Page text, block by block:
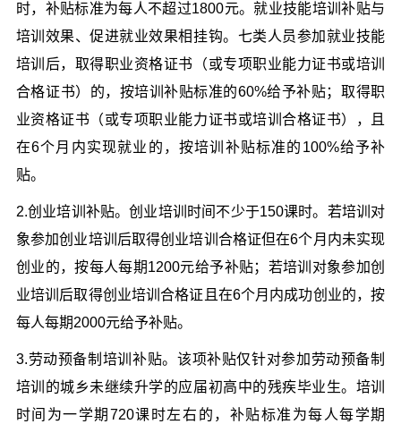
时，补贴标准为每人不超过1800元。就业技能培训补贴与
培训效果、促进就业效果相挂钩。七类人员参加就业技能
培训后，取得职业资格证书（或专项职业能力证书或培训
合格证书）的，按培训补贴标准的60%给予补贴；取得职
业资格证书（或专项职业能力证书或培训合格证书），且
在6个月内实现就业的，按培训补贴标准的100%给予补
贴。
2.创业培训补贴。创业培训时间不少于150课时。若培训对
象参加创业培训后取得创业培训合格证但在6个月内未实现
创业的，按每人每期1200元给予补贴；若培训对象参加创
业培训后取得创业培训合格证且在6个月内成功创业的，按
每人每期2000元给予补贴。
3.劳动预备制培训补贴。该项补贴仅针对参加劳动预备制
培训的城乡未继续升学的应届初高中的残疾毕业生。培训
时间为一学期720课时左右的，补贴标准为每人每学期